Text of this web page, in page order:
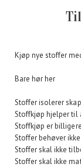
Kjøp nye stoffer
Bare hør her
Stoffer isolerer
Stoffkjøp hjelper til
Stoffkjøp er
Stoffer behøver
Stoffer skal ikke
Stoffer skal ikke